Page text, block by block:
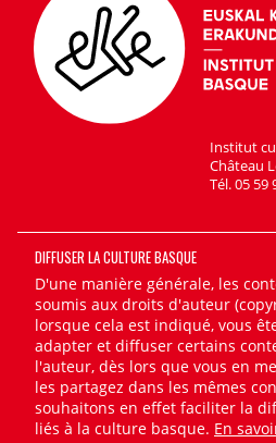
Institut
Château
Tél. 05 59
DIFFUSER LA CULTURE BASQUE
D'une manière générale, les
soumis aux droits d'auteur
lorsque cela est indiqué, vous
adapter et diffuser certains
l'auteur, dès lors que vous en
les partagez dans les mêmes
souhaitons en effet faciliter la
liés à la culture basque. En